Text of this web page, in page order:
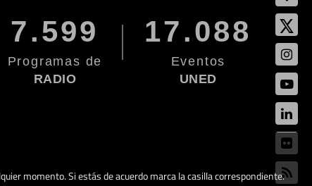
7.599
Programas de
RADIO
17.088
Eventos
UNED
momento. Si estás de acuerdo marca la casilla correspondiente.